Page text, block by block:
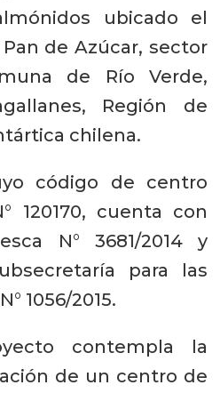
ubicado el
de Azúcar, sector
de Río Verde,
Región de
chilena.
código de centro
120170, cuenta con
N° 3681/2014 y
para las
1056/2015.
contempla la
de un centro de